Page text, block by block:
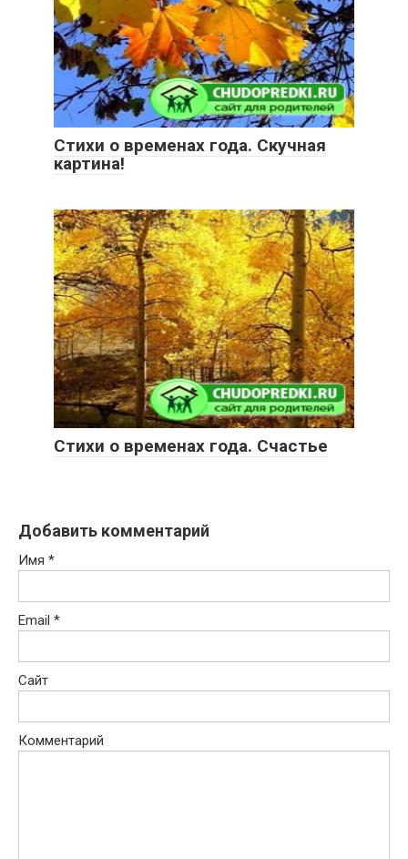
Стихи о временах года. Скучная
картина!
Стихи о временах года. Счастье
Добавить комментарий
Имя *
Email *
Сайт
Комментарий